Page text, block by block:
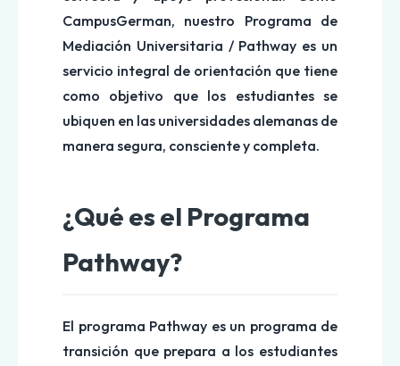
CampusGerman, nuestro Programa de
Mediación Universitaria / Pathway es un
servicio integral de orientación que tiene
como objetivo que los estudiantes se
ubiquen en las universidades alemanas de
manera segura, consciente y completa.
¿Qué es el Programa
Pathway?
El programa Pathway es un programa de
transición que prepara a los estudiantes